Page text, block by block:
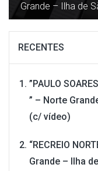
Jorge (02.08.2026)
RECENTES
”PAULO
” – Norte
(c/ vídeo)
“RECREIO
Grande – Ilha